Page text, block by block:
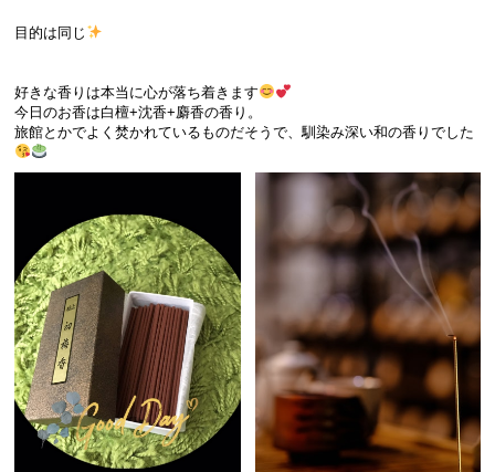
目的は同じ
好きな香りは本当に心が落ち着きます
今日のお香は白檀+沈香+麝香の香り。
旅館とかでよく焚かれているものだそうで、馴染み深い和の香りでした